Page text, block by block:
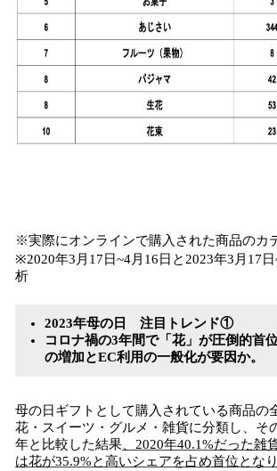
※実際にオンラインで購入された商品のカ
※2020年3月17日~4月16日と2023年3月17
析
2023年母の日 注目トレンド①
コロナ禍の3年間で「花」が圧倒的首
の増加とEC利用の一般化が要因か。
母の日ギフトとして購入されている商品の
花・スイーツ・グルメ・雑貨に分類し、そ
年と比較した結果 、2020年40.1%だった雑
は花が35.9%と高いシェアを占め首位となり